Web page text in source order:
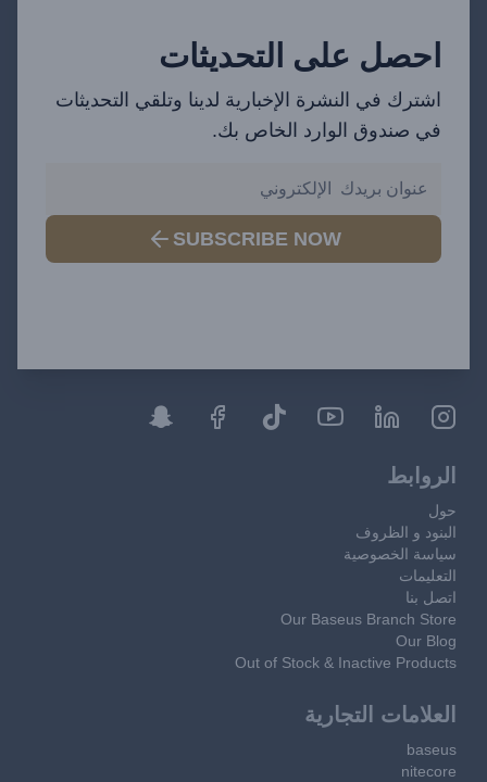
احصل على التحديثات
اشترك في النشرة الإخبارية لدينا وتلقي التحديثات
في صندوق الوارد الخاص بك.
SUBSCRIBE NOW
الروابط
حول
البنود و الظروف
سياسة الخصوصية
التعليمات
اتصل بنا
Our Baseus Branch Store
Our Blog
Out of Stock & Inactive Products
العلامات التجارية
baseus
nitecore